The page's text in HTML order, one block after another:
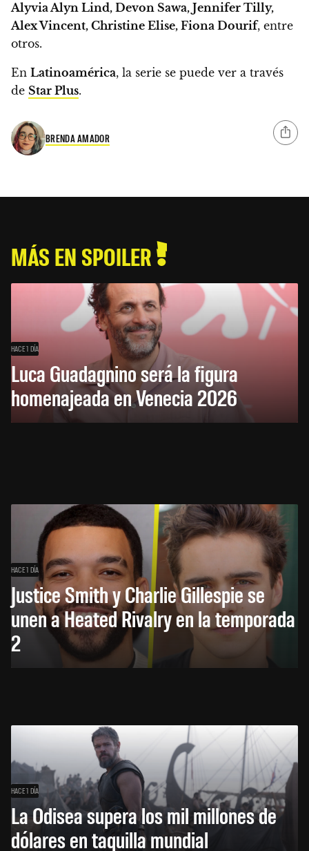
Alyvia Alyn Lind, Devon Sawa, Jennifer Tilly,
Alex Vincent, Christine Elise, Fiona Dourif, entre
otros.
En Latinoamérica, la serie se puede ver a través
de Star Plus.
BRENDA AMADOR
MÁS EN SPOILER
HACE 1 DÍA
Luca Guadagnino será la figura
homenajeada en Venecia 2026
HACE 1 DÍA
Justice Smith y Charlie Gillespie se
unen a Heated Rivalry en la temporada
2
HACE 1 DÍA
La Odisea supera los mil millones de
dólares en taquilla mundial